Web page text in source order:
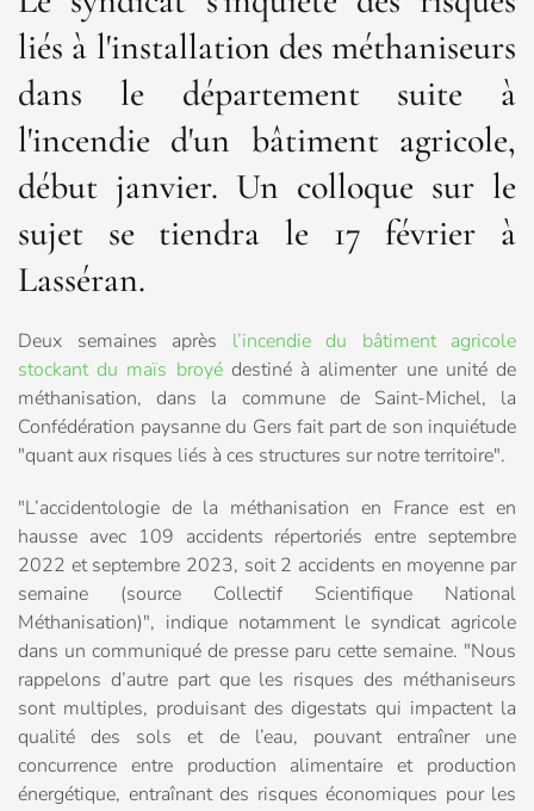
liés à l'installation des méthaniseurs
dans le département suite à
l'incendie d'un bâtiment agricole,
début janvier. Un colloque sur le
sujet se tiendra le 17 février à
Lasséran.
Deux semaines après l’incendie du bâtiment agricole
stockant du maïs broyédestiné à alimenter une unité de
méthanisation, dans la commune de Saint-Michel, la
Confédération paysanne du Gers fait part de son inquiétude
"quant aux risques liés à ces structures sur notre territoire".
"L’accidentologie de la méthanisation en France est en
hausse avec 109 accidents répertoriés entre septembre
2022 et septembre 2023, soit 2 accidents en moyenne par
semaine (source Collectif Scientifique National
Méthanisation)", indique notamment le syndicat agricole
dans un communiqué de presse paru cette semaine. "Nous
rappelons d’autre part que les risques des méthaniseurs
sont multiples, produisant des digestats qui impactent la
qualité des sols et de l’eau, pouvant entraîner une
concurrence entre production alimentaire et production
énergétique, entraînant des risques économiques pour les